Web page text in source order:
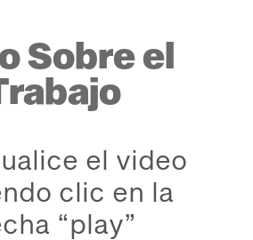
Sobre el
el video
clic en la
“play”